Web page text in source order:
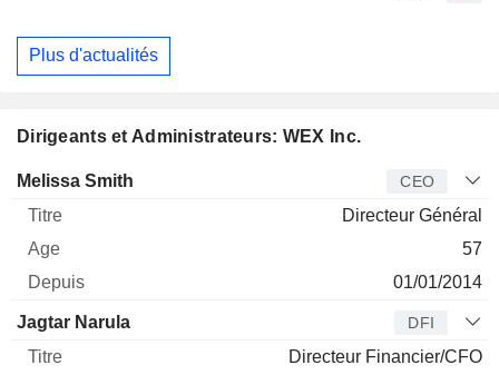
Plus d'actualités
Dirigeants et Administrateurs: WEX Inc.
Dirigeant Titre
Melissa Smith CEO
Directeur Général
57
01/01/2014
Jagtar Narula DFI
Directeur Financier/CFO